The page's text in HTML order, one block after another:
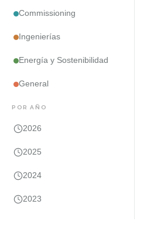
Commissioning
Ingenierías
Energía y Sostenibilidad
General
POR AÑO
2026
2025
2024
2023